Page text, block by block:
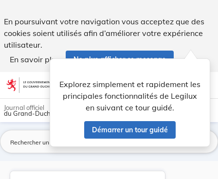
En poursuivant votre navigation vous acceptez que des
cookies soient utilisés afin d’améliorer votre expérience
utilisateur.
En savoir plus
Ne plus afficher ce message
Aller au contenu account_circle help Aide
Explorez simplement et rapidement les
principales fonctionnalités de Legilux
en suivant ce tour guidé.
Démarrer un tour guidé
light_mode dark_mode
Journal officiel
du Grand-Duché de Luxembourg